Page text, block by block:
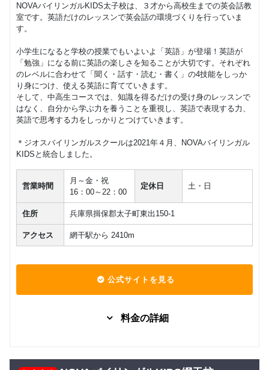
NOVAバイリンガルKIDS太子校は、３才から高校生までの英会話教
室です。英語だけのレッスンで英会話の環境づくりを行っていま
す。
小学生になると学校の授業でもいよいよ「英語」が登場！英語が
「勉強」になる前に英語の楽しさを知ることが大切です。それぞれ
のレベルに合わせて「聞く・話す・読む・書く」の4技能をしっか
り身につけ、使える英語に育てていきます。
そして、中高生コースでは、知識を得るだけの受け身のレッスンで
はなく、自分から学ぶ力を養うことを重視し、英語で表現する力、
英語で思考する力をしっかりとつけていきます。
＊ジオスバイリンガルスクールは2021年４月、NOVAバイリンガル
KIDSと統合しました。
営業時間
月～金・祝
16：00～22：00
定休日 土・日
住所 兵庫県揖保郡太子町東出150-1
アクセス 網干駅から 2410m
公式サイトを見る
料金の詳細
7,480 円(税込) / 月